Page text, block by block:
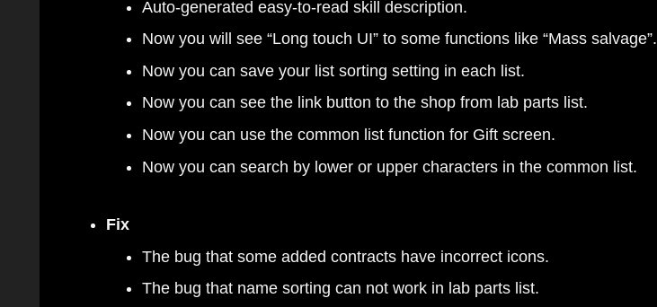
Auto-generated easy-to-read skill description.
Now you will see “Long touch UI” to some functions like “Mass salvage”.
Now you can save your list sorting setting in each list.
Now you can see the link button to the shop from lab parts list.
Now you can use the common list function for Gift screen.
Now you can search by lower or upper characters in the common list.
Fix
The bug that some added contracts have incorrect icons.
The bug that name sorting can not work in lab parts list.